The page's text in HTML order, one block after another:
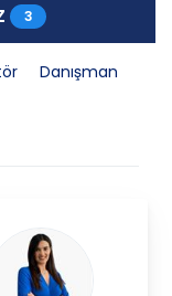
3
Danışman